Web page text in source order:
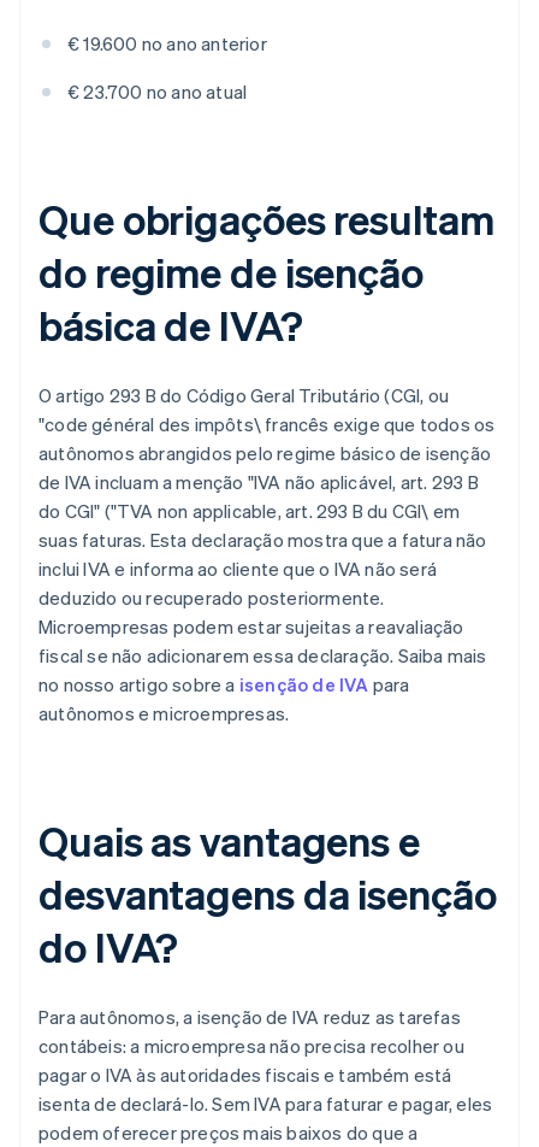
€ 19.600 no ano anterior
€ 23.700 no ano atual
Que obrigações resultam
do regime de isenção
básica de IVA?
O artigo 293 B do Código Geral Tributário (CGI, ou
"code général des impôts\ francês exige que todos os
autônomos abrangidos pelo regime básico de isenção
de IVA incluam a menção "IVA não aplicável, art. 293 B
do CGI" ("TVA non applicable, art. 293 B du CGI\ em
suas faturas. Esta declaração mostra que a fatura não
inclui IVA e informa ao cliente que o IVA não será
deduzido ou recuperado posteriormente.
Microempresas podem estar sujeitas a reavaliação
fiscal se não adicionarem essa declaração. Saiba mais
no nosso artigo sobre a isenção de IVA para
autônomos e microempresas.
Quais as vantagens e
desvantagens da isenção
do IVA?
Para autônomos, a isenção de IVA reduz as tarefas
contábeis: a microempresa não precisa recolher ou
pagar o IVA às autoridades fiscais e também está
isenta de declará-lo. Sem IVA para faturar e pagar, eles
podem oferecer preços mais baixos do que a